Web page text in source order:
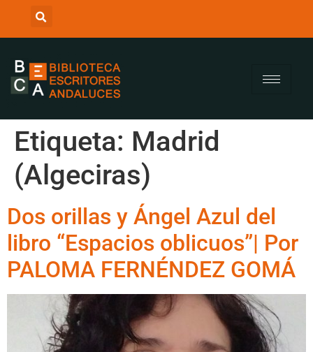
Etiqueta: Madrid
(Algeciras)
Dos orillas y Ángel Azul del
libro “Espacios oblicuos”| Por
PALOMA FERNÉNDEZ GOMÁ